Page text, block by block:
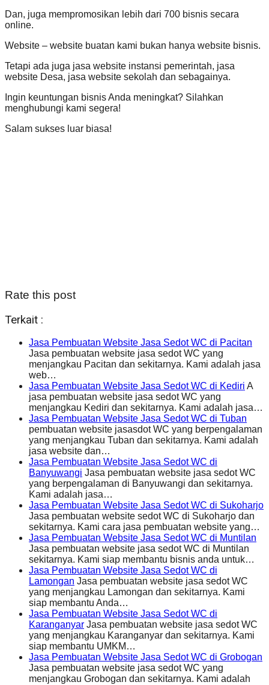
Dan, juga mempromosikan lebih dari 700 bisnis secara
online.
Website – website buatan kami bukan hanya website bisnis.
Tetapi ada juga jasa website instansi pemerintah, jasa
website Desa, jasa website sekolah dan sebagainya.
Ingin keuntungan bisnis Anda meningkat? Silahkan
menghubungi kami segera!
Salam sukses luar biasa!
Rate this post
Terkait :
Jasa Pembuatan Website Jasa Sedot WC di Pacitan
Jasa pembuatan website jasa sedot WC yang
menjangkau Pacitan dan sekitarnya. Kami adalah jasa
web…
Jasa Pembuatan Website Jasa Sedot WC di Kediri A
jasa pembuatan website jasa sedot WC yang
menjangkau Kediri dan sekitarnya. Kami adalah jasa…
Jasa Pembuatan Website Jasa Sedot WC di Tuban
pembuatan website jasasdot WC yang berpengalaman
yang menjangkau Tuban dan sekitarnya. Kami adalah
jasa website dan…
Jasa Pembuatan Website Jasa Sedot WC di
Banyuwangi Jasa pembuatan website jasa sedot WC
yang berpengalaman di Banyuwangi dan sekitarnya.
Kami adalah jasa…
Jasa Pembuatan Website Jasa Sedot WC di Sukoharjo
Jasa pembuatan website sedot WC di Sukoharjo dan
sekitarnya. Kami cara jasa pembuatan website yang…
Jasa Pembuatan Website Jasa Sedot WC di Muntilan
Jasa pembuatan website jasa sedot WC di Muntilan
sekitarnya. Kami siap membantu bisnis anda untuk…
Jasa Pembuatan Website Jasa Sedot WC di
Lamongan Jasa pembuatan website jasa sedot WC
yang menjangkau Lamongan dan sekitarnya. Kami
siap membantu Anda…
Jasa Pembuatan Website Jasa Sedot WC di
Karanganyar Jasa pembuatan website jasa sedot WC
yang menjangkau Karanganyar dan sekitarnya. Kami
siap membantu UMKM…
Jasa Pembuatan Website Jasa Sedot WC di Grobogan
Jasa pembuatan website jasa sedot WC yang
menjangkau Grobogan dan sekitarnya. Kami adalah